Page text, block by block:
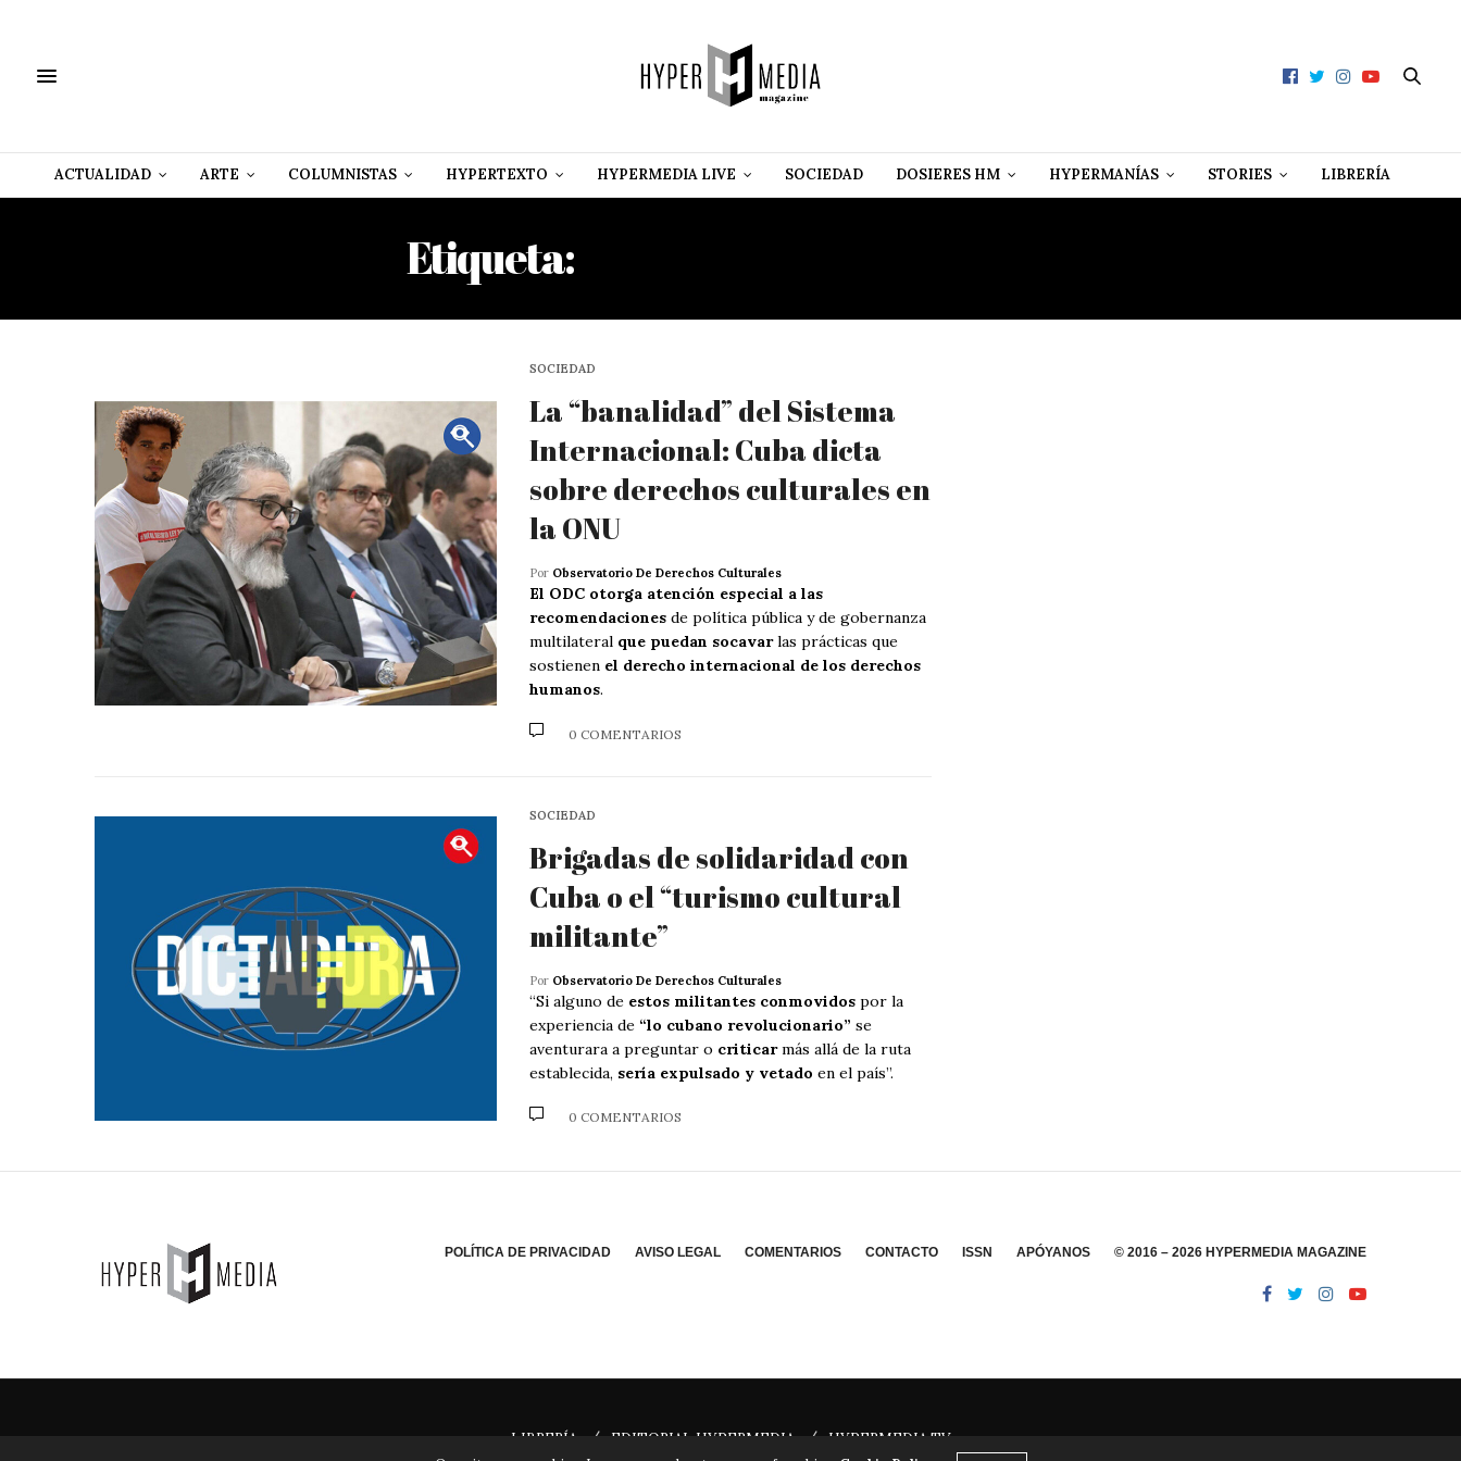
ACTUALIDAD ARTE COLUMNISTAS HYPERTEXTO HYPERMEDIA LIVE SOCIEDAD DOSIERES HM HYPERMANÍAS STORIES LIBRERÍA
Etiqueta:
SOCIEDAD
La “banalidad” del Sistema
Internacional: Cuba dicta
sobre derechos culturales en
la ONU
Por Observatorio De Derechos Culturales
El ODC otorga atención especial a las
recomendaciones de política pública y de gobernanza
multilateral que puedan socavarlas prácticas que
sostienen el derecho internacional de los derechos
humanos.
0 COMENTARIOS
SOCIEDAD
Brigadas de solidaridad con
Cuba o el “turismo cultural
militante”
Por Observatorio De Derechos Culturales
“Si alguno de estos militantes conmovidos por la
experiencia de “lo cubano revolucionario” se
aventurara a preguntar o criticarmás allá de la ruta
establecida, sería expulsado y vetado en el país”.
0 COMENTARIOS
POLÍTICA DE PRIVACIDAD AVISO LEGAL COMENTARIOS CONTACTO ISSN APÓYANOS © 2016 – 2026 HYPERMEDIA MAGAZINE
LIBRERÍA / EDITORIAL HYPERMEDIA /
HYPERMEDIA TV